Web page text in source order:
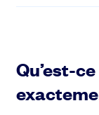
Des question sur
Qu’est-